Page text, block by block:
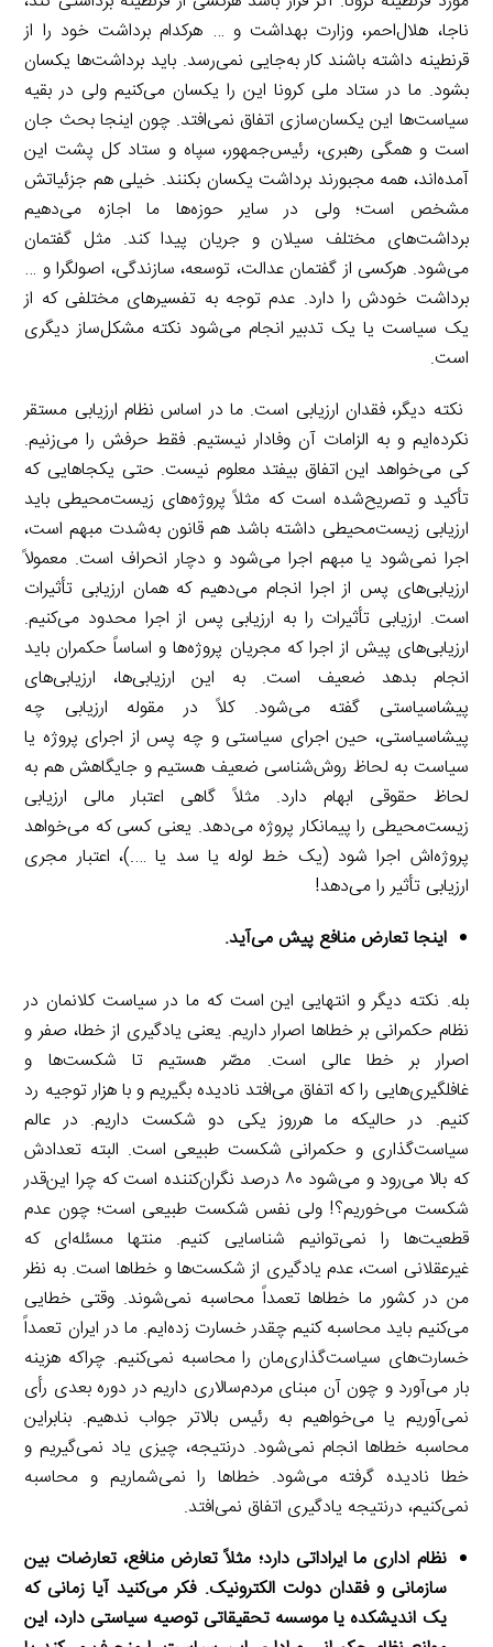
ناجا، هلال‌احمر، وزارت بهداشت و … هرکدام برداشت خود را از
قرنطینه داشته باشند کار به‌جایی نمی‌رسد. باید برداشت‌ها یکسان
بشود. ما در ستاد ملی کرونا این را یکسان می‌کنیم ولی در بقیه
سیاست‌ها این یکسان‌سازی اتفاق نمی‌افتد. چون اینجا بحث جان
است و همگی رهبری، رئیس‌جمهور، سپاه و ستاد کل پشت این
آمده‌اند، همه مجبورند برداشت یکسان بکنند. خیلی هم جزئیاتش
مشخص است؛ ولی در سایر حوزه‌ها ما اجازه می‌دهیم
برداشت‌های مختلف سیلان و جریان پیدا کند. مثل گفتمان
می‌شود. هرکسی از گفتمان عدالت، توسعه، سازندگی، اصولگرا و …
برداشت خودش را دارد. عدم توجه به تفسیرهای مختلفی که از
یک سیاست یا یک تدبیر انجام می‌شود نکته مشکل‌ساز دیگری
است.
نکته دیگر، فقدان ارزیابی است. ما در اساس نظام ارزیابی مستقر
نکرده‌ایم و به الزامات آن وفادار نیستیم. فقط حرفش را می‌زنیم.
کی می‌خواهد این اتفاق بیفتد معلوم نیست. حتی یکجاهایی که
تأکید و تصریح‌شده است که مثلاً پروژه‌های زیست‌محیطی باید
ارزیابی زیست‌محیطی داشته باشد هم قانون به‌شدت مبهم است،
اجرا نمی‌شود یا مبهم اجرا می‌شود و دچار انحراف است. معمولاً
ارزیابی‌های پس از اجرا انجام می‌دهیم که همان ارزیابی تأثیرات
است. ارزیابی تأثیرات را به ارزیابی پس از اجرا محدود می‌کنیم.
ارزیابی‌های پیش از اجرا که مجریان پروژه‌ها و اساساً حکمران باید
انجام بدهد ضعیف است. به این ارزیابی‌ها، ارزیابی‌های
پیشاسیاستی گفته می‌شود. کلاً در مقوله ارزیابی چه
پیشاسیاستی، حین اجرای سیاستی و چه پس از اجرای پروژه یا
سیاست به لحاظ روش‌شناسی ضعیف هستیم و جایگاهش هم به
لحاظ حقوقی ابهام دارد. مثلاً گاهی اعتبار مالی ارزیابی
زیست‌محیطی را پیمانکار پروژه می‌دهد. یعنی کسی که می‌خواهد
پروژه‌اش اجرا شود (یک خط لوله یا سد یا ….)، اعتبار مجری
ارزیابی تأثیر را می‌دهد!
اینجا تعارض منافع پیش می‌آید.
بله. نکته دیگر و انتهایی این است که ما در سیاست کلانمان در
نظام حکمرانی بر خطاها اصرار داریم. یعنی یادگیری از خطا، صفر و
اصرار بر خطا عالی است. مصّر هستیم تا شکست‌ها و
غافلگیری‌هایی را که اتفاق می‌افتد نادیده بگیریم و با هزار توجیه رد
کنیم. در حالیکه ما هرروز یکی دو شکست داریم. در عالم
سیاست‌گذاری و حکمرانی شکست طبیعی است. البته تعدادش
که بالا می‌رود و می‌شود ۸۰ درصد نگران‌کننده است که چرا این‌قدر
شکست می‌خوریم؟! ولی نفس شکست طبیعی است؛ چون عدم
قطعیت‌ها را نمی‌توانیم شناسایی کنیم. منتها مسئله‌ای که
غیرعقلانی است، عدم یادگیری از شکست‌ها و خطاها است. به نظر
من در کشور ما خطاها تعمداً محاسبه نمی‌شوند. وقتی خطایی
می‌کنیم باید محاسبه کنیم چقدر خسارت زده‌ایم. ما در ایران تعمداً
خسارت‌های سیاست‌گذاری‌مان را محاسبه نمی‌کنیم. چراکه هزینه
بار می‌آورد و چون آن مبنای مردم‌سالاری داریم در دوره بعدی رأی
نمی‌آوریم یا می‌خواهیم به رئیس بالاتر جواب ندهیم. بنابراین
محاسبه خطاها انجام نمی‌شود. درنتیجه، چیزی یاد نمی‌گیریم و
خطا نادیده گرفته می‌شود. خطاها را نمی‌شماریم و محاسبه
نمی‌کنیم، درنتیجه یادگیری اتفاق نمی‌افتد.
نظام اداری ما ایراداتی دارد؛ مثلاً تعارض منافع، تعارضات بین
سازمانی و فقدان دولت الکترونیک. فکر می‌کنید آیا زمانی که
یک اندیشکده یا موسسه تحقیقاتی توصیه سیاستی دارد، این